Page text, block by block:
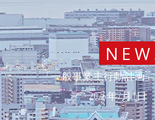
「一般事業主行動計画
2026年7月1日